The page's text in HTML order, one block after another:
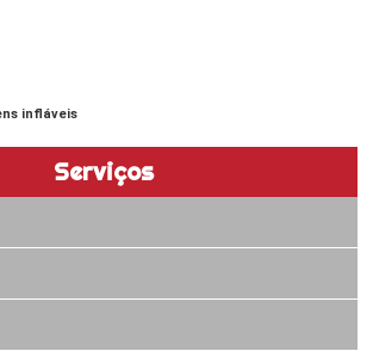
infláveis
Serviços